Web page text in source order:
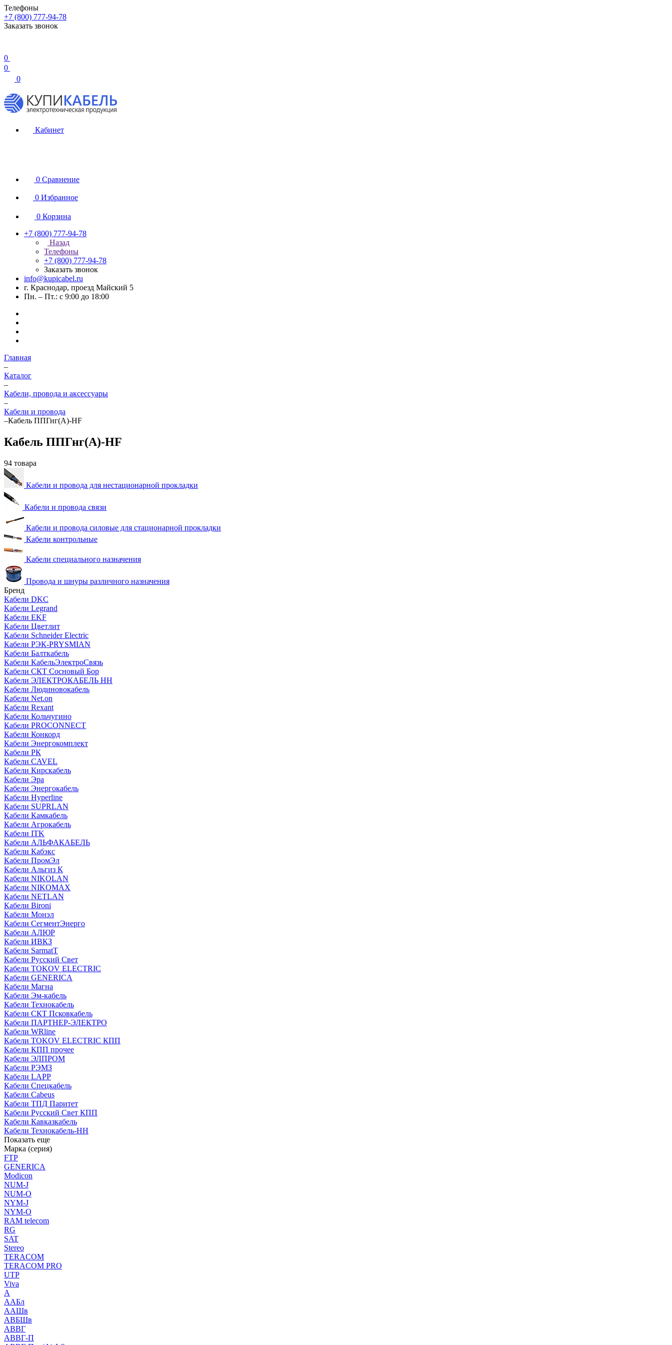
Телефоны
+7 (800) 777-94-78
Заказать звонок
0
0
0
Кабинет
0 Сравнение
0 Избранное
0 Корзина
+7 (800) 777-94-78
Назад
Телефоны
+7 (800) 777-94-78
Заказать звонок
info@kupicabel.ru
г. Краснодар, проезд Майский 5
Пн. – Пт.: с 9:00 до 18:00
Главная
–
Каталог
–
Кабели, провода и аксессуары
–
Кабели и провода
–Кабель ППГнг(А)-HF
Кабель ППГнг(А)-HF
94 товара
Кабели и провода для нестационарной прокладки
Кабели и провода связи
Кабели и провода силовые для стационарной прокладки
Кабели контрольные
Кабели специального назначения
Провода и шнуры различного назначения
Бренд
Кабели DKC
Кабели Legrand
Кабели EKF
Кабели Цветлит
Кабели Schneider Electric
Кабели РЭК-PRYSMIAN
Кабели Балткабель
Кабели КабельЭлектроСвязь
Кабели СКТ Сосновый Бор
Кабели ЭЛЕКТРОКАБЕЛЬ НН
Кабели Людиновокабель
Кабели Net.on
Кабели Rexant
Кабели Кольчугино
Кабели PROCONNECT
Кабели Конкорд
Кабели Энергокомплект
Кабели РК
Кабели CAVEL
Кабели Кирскабель
Кабели Эра
Кабели Энергокабель
Кабели Hyperline
Кабели SUPRLAN
Кабели Камкабель
Кабели Агрокабель
Кабели ITK
Кабели АЛЬФАКАБЕЛЬ
Кабели Кабэкс
Кабели ПромЭл
Кабели Альгиз К
Кабели NIKOLAN
Кабели NIKOMAX
Кабели NETLAN
Кабели Bironi
Кабели Монэл
Кабели СегментЭнерго
Кабели АЛЮР
Кабели ИВКЗ
Кабели SarmatT
Кабели Русский Свет
Кабели TOKOV ELECTRIC
Кабели GENERICA
Кабели Магна
Кабели Эм-кабель
Кабели Технокабель
Кабели СКТ Псковкабель
Кабели ПАРТНЕР-ЭЛЕКТРО
Кабели WRline
Кабели TOKOV ELECTRIC КПП
Кабели КПП прочее
Кабели ЭЛПРОМ
Кабели РЭМЗ
Кабели LAPP
Кабели Спецкабель
Кабели Cabeus
Кабели ТПД Паритет
Кабели Русский Свет КПП
Кабели Кавказкабель
Кабели Технокабель-НН
Показать еще
Марка (серия)
FTP
GENERICA
Modicon
NUM-J
NUM-O
NYM-J
NYM-O
RAM telecom
RG
SAT
Stereo
TERACOM
TERACOM PRO
UTP
Viva
А
ААБл
ААШв
АВБШв
АВВГ
АВВГ-П